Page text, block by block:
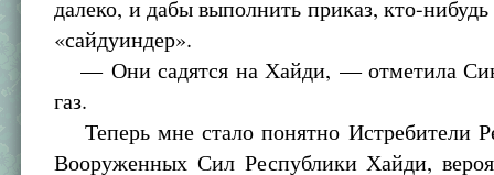
далеко, и дабы выполнить приказ, кто-
«сайдуиндер».
— Они садятся на Хайди, — отметила
газ.
Теперь мне стало понятно Истребители
Вооруженных Сил Республики Хайди,